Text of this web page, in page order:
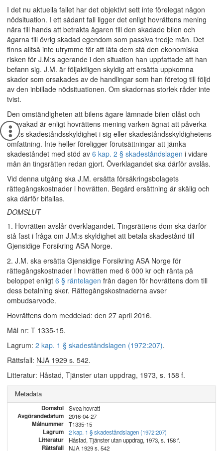
I det nu aktuella fallet har det objektivt sett inte förelegat någon
nödsituation. I ett sådant fall ligger det enligt hovrättens mening
nära till hands att betrakta ägaren till den skadade bilen och
ägarna till övrig skadad egendom som passiva tredje män. Det
finns alltså inte utrymme för att låta dem stå den ekonomiska
risken för J.M:s agerande i den situation han uppfattade att han
befann sig. J.M. är följaktligen skyldig att ersätta uppkomna
skador som orsakades av de handlingar som han företog till följd
av den inbillade nödsituationen. Om skadornas storlek råder inte
tvist.
Den omständigheten att bilens ägare lämnade bilen olåst och
obevakad är enligt hovrättens mening varken ägnat att påverka
J.M:s skadeståndsskyldighet i sig eller skadeståndsskyldighetens
omfattning. Inte heller föreligger förutsättningar att jämka
skadeståndet med stöd av 6 kap. 2 § skadeståndslagen i vidare
mån än tingsrätten redan gjort. Överklagandet ska därför avslås.
Vid denna utgång ska J.M. ersätta försäkringsbolagets
rättegångskostnader i hovrätten. Begärd ersättning är skälig och
ska därför bifallas.
DOMSLUT
1. Hovrätten avslår överklagandet. Tingsrättens dom ska därför
stå fast i fråga om J.M:s skyldighet att betala skadestånd till
Gjensidige Forsikring ASA Norge.
2. J.M. ska ersätta Gjensidige Forsikring ASA Norge för
rättegångskostnader i hovrätten med 6 000 kr och ränta på
beloppet enligt 6 § räntelagen från dagen för hovrättens dom till
dess betalning sker. Rättegångskostnaderna avser
ombudsarvode.
Hovrättens dom meddelad: den 27 april 2016.
Mål nr: T 1335-15.
Lagrum: 2 kap. 1 § skadeståndslagen (1972:207).
Rättsfall: NJA 1929 s. 542.
Litteratur: Håstad, Tjänster utan uppdrag, 1973, s. 158 f.
Metadata
Domstol Svea hovrätt
Avgörandedatum 2016-04-27
Målnummer T1335-15
Lagrum 2 kap. 1 § skadeståndslagen (1972:207)
Litteratur Håstad, Tjänster utan uppdrag, 1973, s. 158 f.
Rättsfall NJA 1929 s. 542